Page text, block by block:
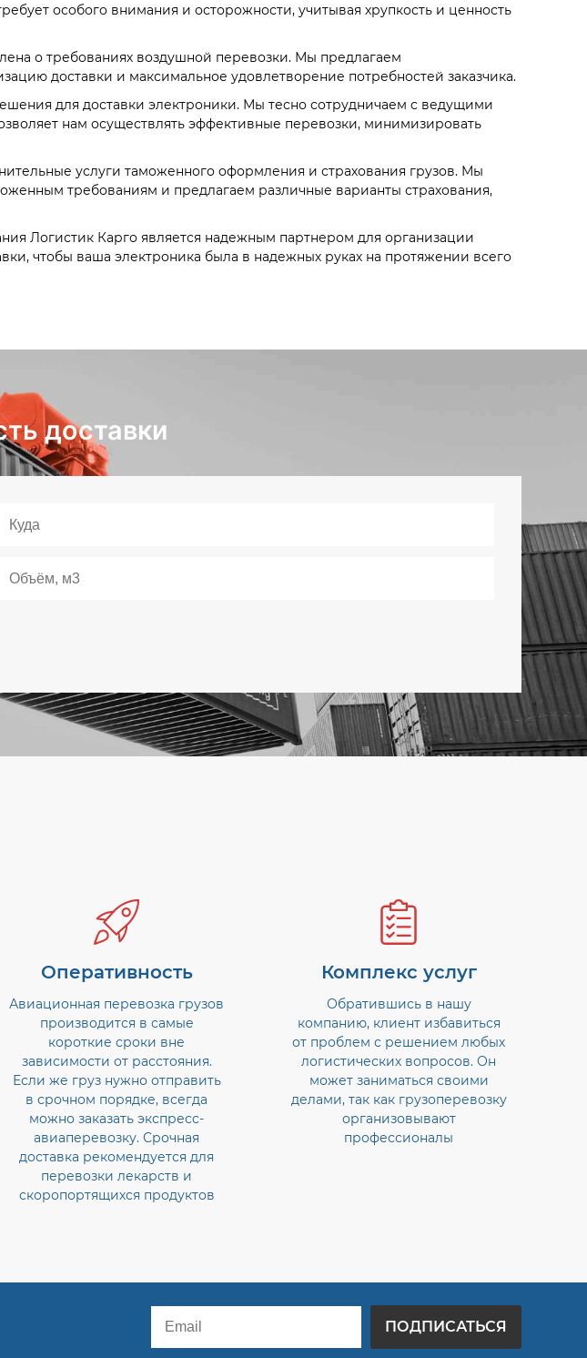
особого внимания и осторожности, учитывая хрупкость и ценность
о требованиях воздушной перевозки. Мы предлагаем
доставки и максимальное удовлетворение потребностей заказчика.
для доставки электроники. Мы тесно сотрудничаем с ведущими
нам осуществлять эффективные перевозки, минимизировать
услуги таможенного оформления и страхования грузов. Мы
требованиям и предлагаем различные варианты страхования,
Логистик Карго является надежным партнером для организации
чтобы ваша электроника была в надежных руках на протяжении всего
доставки
Оперативность
Авиационная перевозка грузов
производится в самые
короткие сроки вне
зависимости от расстояния.
Если же груз нужно отправить
в срочном порядке, всегда
можно заказать экспресс-
авиаперевозку. Срочная
доставка рекомендуется для
перевозки лекарств и
скоропортящихся продуктов
Комплекс услуг
Обратившись в нашу
компанию, клиент избавиться
от проблем с решением любых
логистических вопросов. Он
может заниматься своими
делами, так как грузоперевозку
организовывают
профессионалы
ПОДПИСАТЬСЯ